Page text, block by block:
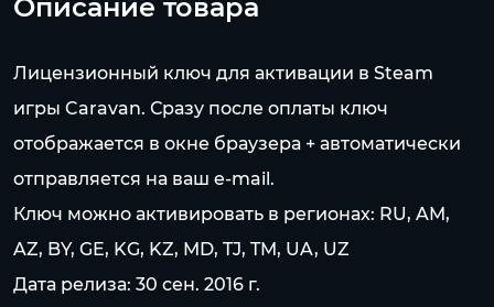
Описание товара
Лицензионный ключ для активации в Steam
игры Caravan. Сразу после оплаты ключ
отображается в окне браузера + автоматически
отправляется на ваш e-mail.
Ключ можно активировать в регионах: RU, AM,
AZ, BY, GE, KG, KZ, MD, TJ, TM, UA, UZ
Дата релиза: 30 сен. 2016 г.